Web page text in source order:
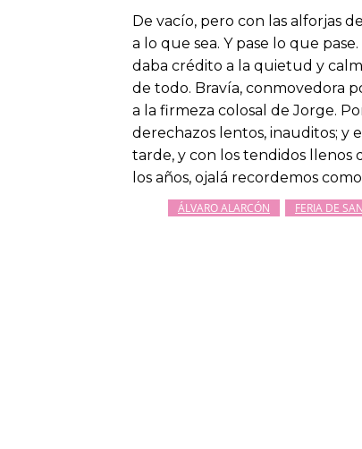
De vacío, pero con las alforjas
a lo que sea. Y pase lo que
daba crédito a la quietud y
de todo. Bravía, conmovedora
a la firmeza colosal de Jorge.
derechazos lentos, inauditos; y
tarde, y con los tendidos llenos
los años, ojalá recordemos
ÁLVARO ALARCÓN FERIA DE